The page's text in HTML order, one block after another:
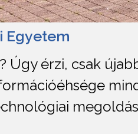
Egyetem
Úgy érzi, csak